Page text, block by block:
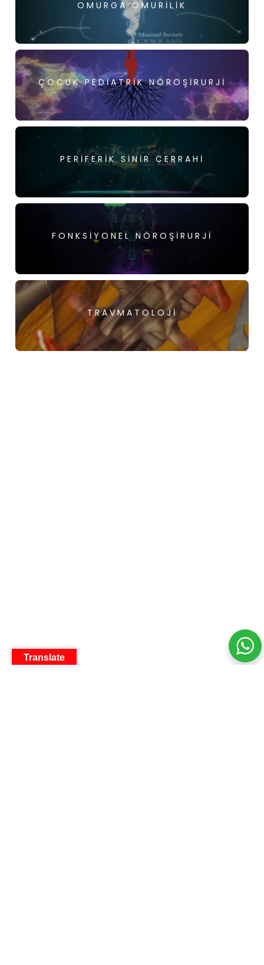
OMURGA OMURILIK
ÇOCUK PEDIATRIK NÖROŞIRURJI
PERIFERIK SINIR CERRAHI
FONKSIYONEL NÖROŞIRURJI
TRAVMATOLOJI
Translate